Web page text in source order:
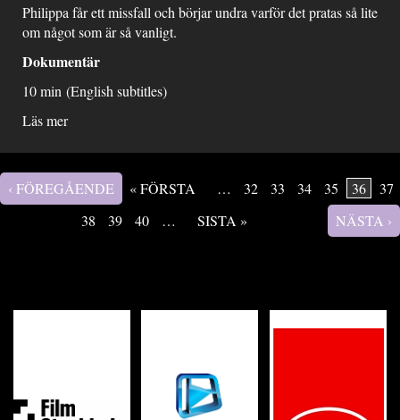
Philippa får ett missfall och börjar undra varför det pratas så lite
om något som är så vanligt.
Dokumentär
10 min (English subtitles)
Läs mer
Sidor
« FÖRSTA
‹ FÖREGÅENDE … 32 33 34 35 36
37
38
39 40 … NÄSTA ›
SISTA »